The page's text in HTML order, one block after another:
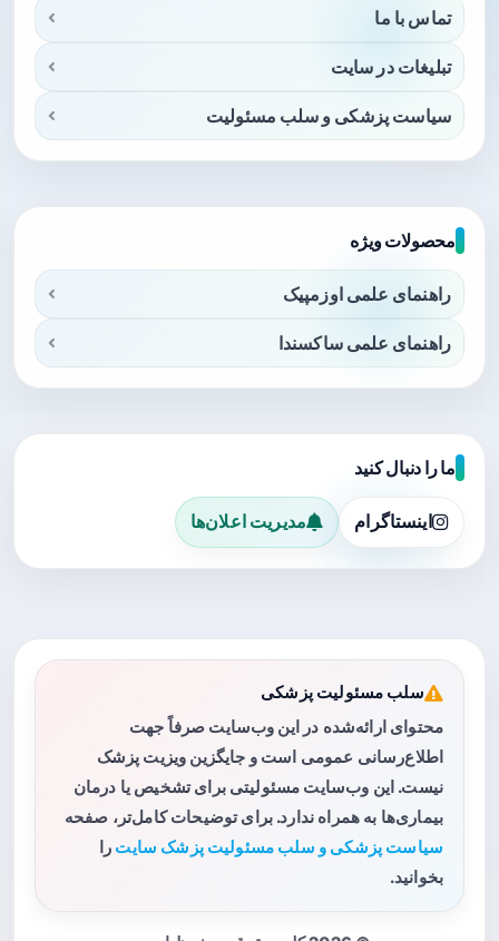
تماس با ما
تبلیغات در سایت
سیاست پزشکی و سلب مسئولیت
محصولات ویژه
راهنمای علمی اوزمپیک
راهنمای علمی ساکسندا
ما را دنبال کنید
اینستاگرام مدیریت اعلان‌ها
سلب مسئولیت پزشکی
محتوای ارائه‌شده در این وب‌سایت صرفاً جهت
اطلاع‌رسانی عمومی است و جایگزین ویزیت پزشک
نیست. این وب‌سایت مسئولیتی برای تشخیص یا درمان
بیماری‌ها به همراه ندارد. برای توضیحات کامل‌تر، صفحه
سیاست پزشکی و سلب مسئولیت پزشک سایت را
بخوانید.